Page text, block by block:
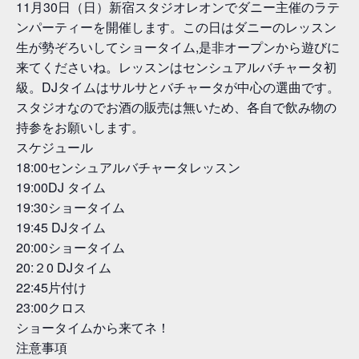
11月30日（日）新宿スタジオレオンでダニー主催のラテ
ンパーティーを開催します。この日はダニーのレッスン
生が勢ぞろいしてショータイム,是非オープンから遊びに
来てくださいね。レッスンはセンシュアルバチャータ初
級。DJタイムはサルサとバチャータが中心の選曲です。
スタジオなのでお酒の販売は無いため、各自で飲み物の
持参をお願いします。
スケジュール
18:00センシュアルバチャータレッスン
19:00DJ タイム
19:30ショータイム
19:45 DJタイム
20:00ショータイム
20:２0 DJタイム
22:45片付け
23:00クロス
ショータイムから来てネ！
注意事項